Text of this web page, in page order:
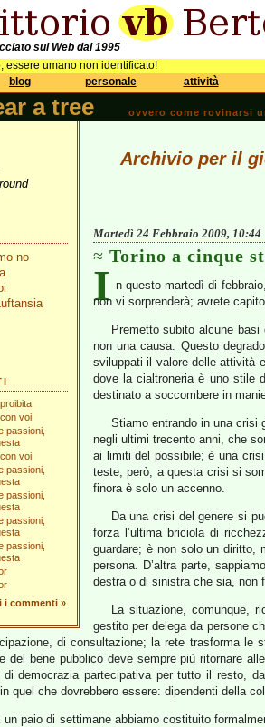
sul Web dal 1995
essere umano non identificato!
blog personale attività
a tree ovvero come rovinarsi
no
voi
passioni,
voi
passioni,
passioni,
passioni,
passioni,
i commenti »
Archivio per il
Martedì 24 Febbraio 2009, 10:44
Torino a cinque
I n questo martedì di
non vi sorprenderà; avrete
Premetto subito alcune
non una causa. Questo
sviluppati il valore delle attività
dove la cialtroneria è uno stile
destinato a soccombere in
Stiamo entrando in una crisi
negli ultimi trecento anni, che
ai limiti del possibile; è una
teste, però, a questa crisi si
finora è solo un accenno.
Da una crisi del genere si
forza l’ultima briciola di
guardare; è non solo un diritto,
persona. D’altra parte,
destra o di sinistra che sia, non
La situazione, comunque,
gestito per delega da persone
di consultazione; la rete trasforma
del bene pubblico deve sempre più ritornare
democrazia partecipativa per tutto il resto,
quel che dovrebbero essere: dipendenti della
un paio di settimane abbiamo costituito